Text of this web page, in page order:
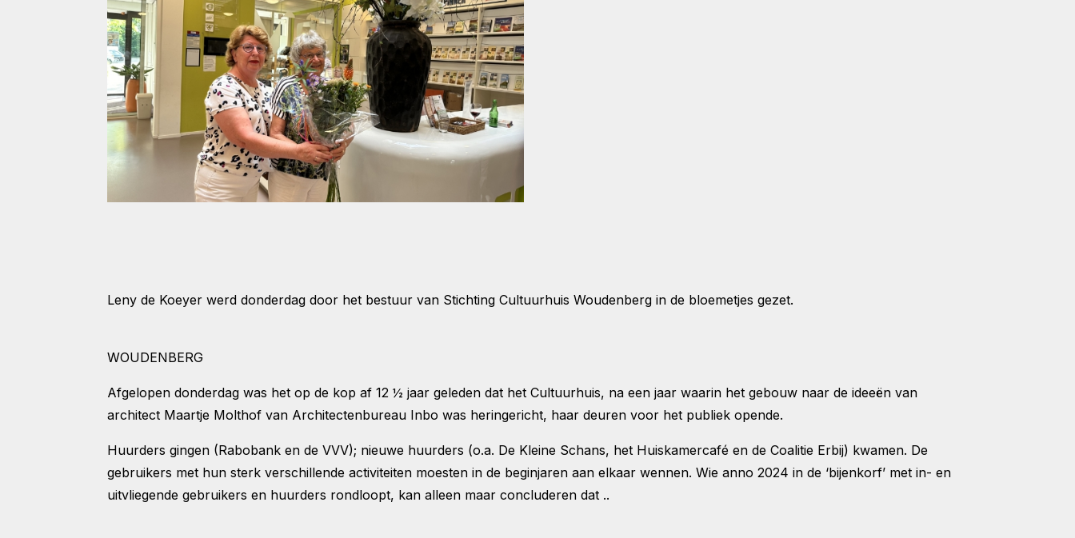
Leny de Koeyer werd donderdag door het bestuur van Stichting Cultuurhuis Woudenberg in de bloemetjes gezet.
WOUDENBERG
Afgelopen donderdag was het op de kop af 12 ½ jaar geleden dat het Cultuurhuis, na een jaar waarin het gebouw naar de ideeën van
architect Maartje Molthof van Architectenbureau Inbo was heringericht, haar deuren voor het publiek opende.
Huurders gingen (Rabobank en de VVV); nieuwe huurders (o.a. De Kleine Schans, het Huiskamercafé en de Coalitie Erbij) kwamen. De
gebruikers met hun sterk verschillende activiteiten moesten in de beginjaren aan elkaar wennen. Wie anno 2024 in de ‘bijenkorf’ met in- en
uitvliegende gebruikers en huurders rondloopt, kan alleen maar concluderen dat ..